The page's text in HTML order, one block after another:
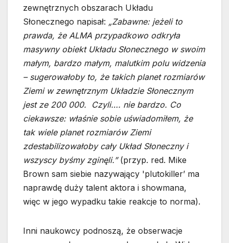
zewnętrznych obszarach Układu
Słonecznego napisał: „Zabawne: jeżeli to
prawda, że ALMA przypadkowo odkryła
masywny obiekt Układu Słonecznego w swoim
małym, bardzo małym, malutkim polu widzenia
– sugerowałoby to, że takich planet rozmiarów
Ziemi w zewnętrznym Układzie Słonecznym
jest ze 200 000. Czyli…. nie bardzo. Co
ciekawsze: właśnie sobie uświadomiłem, że
tak wiele planet rozmiarów Ziemi
zdestabilizowałoby cały Układ Słoneczny i
wszyscy byśmy zginęli.” (przyp. red. Mike
Brown sam siebie nazywający 'plutokiller’ ma
naprawdę duży talent aktora i showmana,
więc w jego wypadku takie reakcje to norma).
Inni naukowcy podnoszą, że obserwacje